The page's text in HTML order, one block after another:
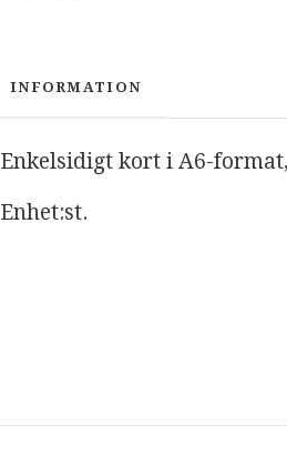
INFORMATION
Enkelsidigt kort i A6-
Enhet:st.